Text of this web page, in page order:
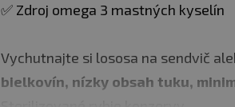
✅ Zdroj omega 3 mastných kyselín
Vychutnajte si lososa na sendvič
bielkovín, nízky obsah tuku,